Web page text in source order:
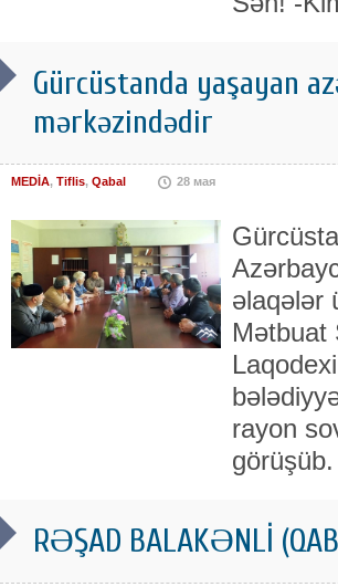
Gürcüstanda yaşayan
mərkəzindədir
MEDİA, Tiflis, Qabal 28 мая
əlaqələr
Mətbuat
rayon
görüşüb.
RƏŞAD BALAKƏNLİ